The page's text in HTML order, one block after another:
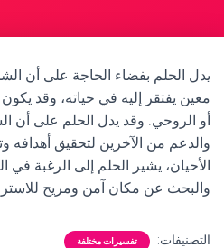
يدل الحلم بفضاء الحاجة على أن
معين يفتقر إليه في حياته، وقد
أو الروحي. وقد يدل الحلم على أن
والدعم من الآخرين لتحقيق أهدافه
الأحيان، يشير الحلم إلى الرغبة في
والبحث عن مكان آمن ومريح
التصنيفات: تفسيرات مختلفة